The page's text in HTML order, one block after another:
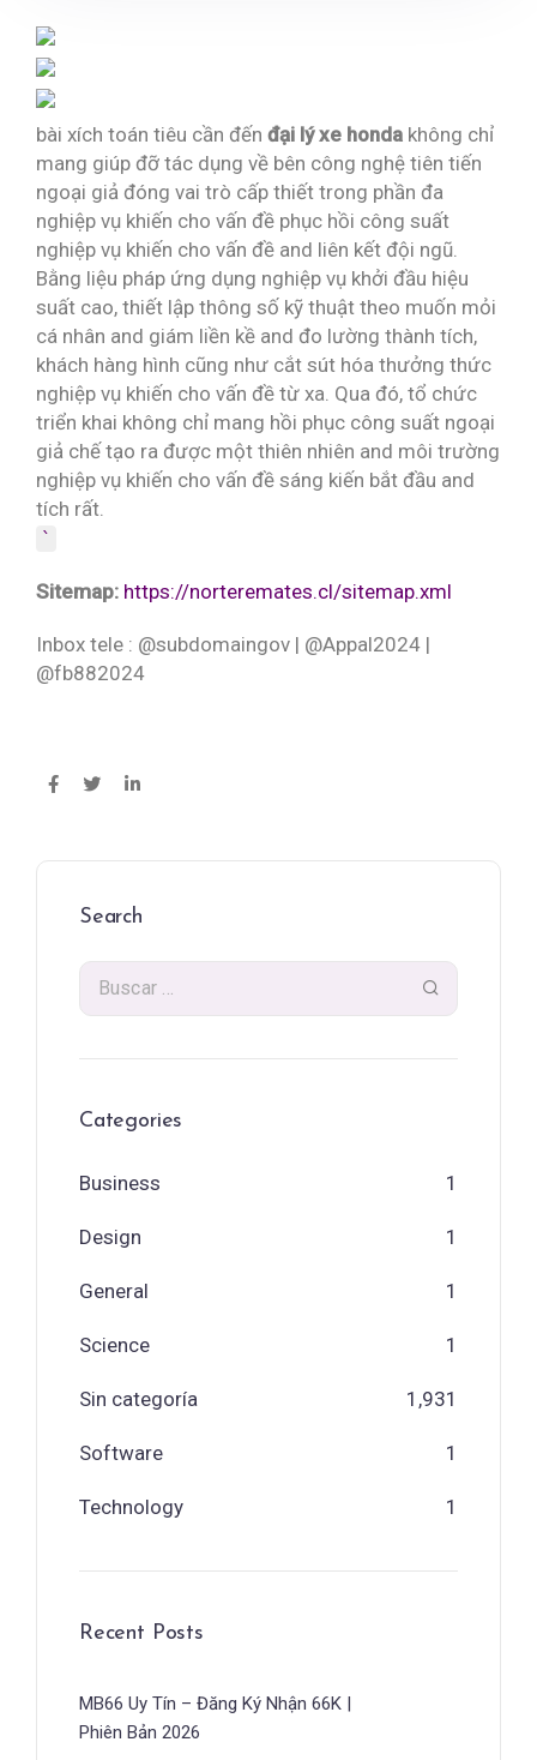
bài xích toán tiêu cần đến đại lý xe honda không chỉ
mang giúp đỡ tác dụng về bên công nghệ tiên tiến
ngoại giả đóng vai trò cấp thiết trong phần đa
nghiệp vụ khiến cho vấn đề phục hồi công suất
nghiệp vụ khiến cho vấn đề and liên kết đội ngũ.
Bằng liệu pháp ứng dụng nghiệp vụ khởi đầu hiệu
suất cao, thiết lập thông số kỹ thuật theo muốn mỏi
cá nhân and giám liền kề and đo lường thành tích,
khách hàng hình cũng như cắt sút hóa thưởng thức
nghiệp vụ khiến cho vấn đề từ xa. Qua đó, tổ chức
triển khai không chỉ mang hồi phục công suất ngoại
giả chế tạo ra được một thiên nhiên and môi trường
nghiệp vụ khiến cho vấn đề sáng kiến bắt đầu and
tích rất.
`
Sitemap: https://norteremates.cl/sitemap.xml
Inbox tele : @subdomaingov | @Appal2024 |
@fb882024
Search
Categories
Business 1
Design 1
General 1
Science 1
Sin categoría 1,931
Software 1
Technology 1
Recent Posts
MB66 Uy Tín – Đăng Ký Nhận 66K |
Phiên Bản 2026